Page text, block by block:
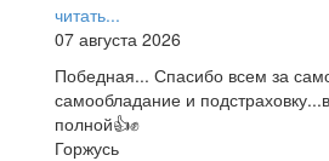
читать...
07 августа 2026
Победная... Спасибо всем за
самообладание и
полной👍✊
Горжусь